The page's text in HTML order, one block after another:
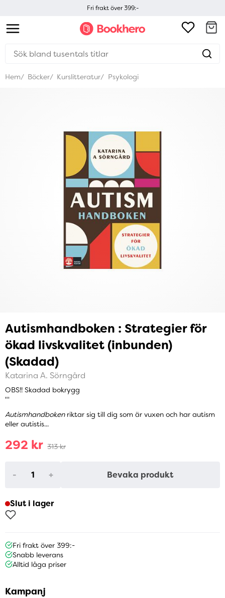
Fri frakt över 399:-
Hem Böcker Kurslitteratur Psykologi
Autismhandboken : Strategier för
ökad livskvalitet (inbunden)
(Skadad)
Katarina A. Sörngård
OBS!! Skadad bokrygg
"'
Autismhandbokenriktar sig till dig som är vuxen och har autism
eller autistis...
292 kr 313 kr
- + Bevaka produkt
Slut i lager
Fri frakt över 399:-
Snabb leverans
Alltid låga priser
Kampanj